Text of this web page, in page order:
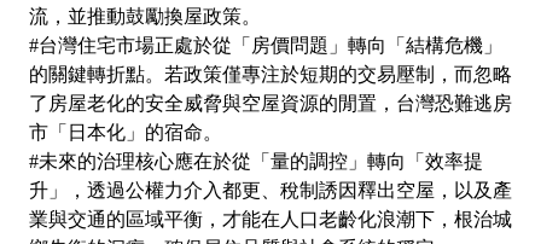
流，並推動鼓勵換屋政策。
#台灣住宅市場正處於從「房價問題」轉向「結構危機」
的關鍵轉折點。若政策僅專注於短期的交易壓制，而忽略
了房屋老化的安全威脅與空屋資源的閒置，台灣恐難逃房
市「日本化」的宿命。
#未來的治理核心應在於從「量的調控」轉向「效率提
升」，透過公權力介入都更、稅制誘因釋出空屋，以及產
業與交通的區域平衡，才能在人口老齡化浪潮下，根治城